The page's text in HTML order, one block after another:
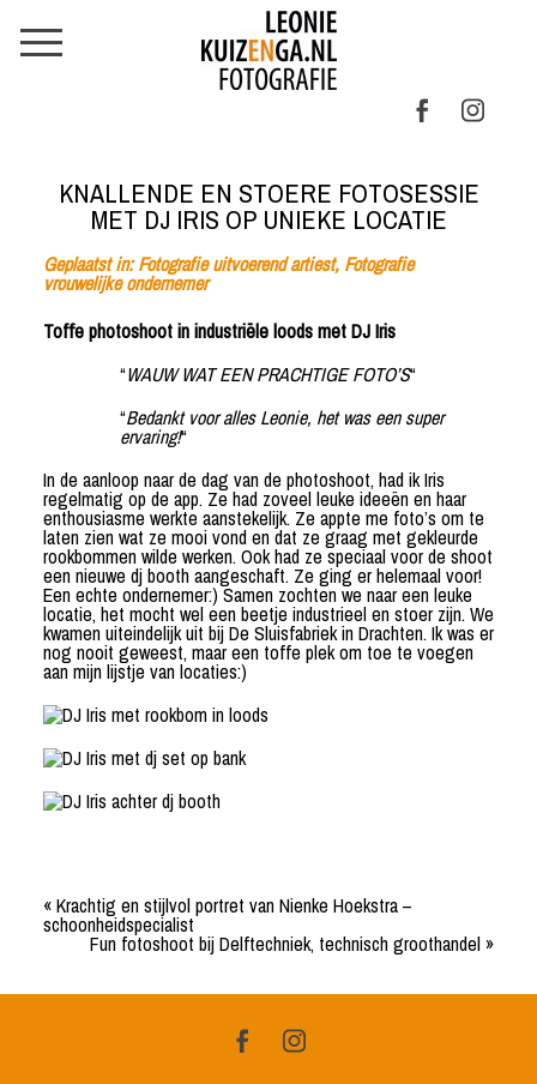
KNALLENDE EN STOERE FOTOSESSIE
MET DJ IRIS OP UNIEKE LOCATIE
Geplaatst in:Fotografie uitvoerend artiest, Fotografie
vrouwelijke ondernemer
Toffe photoshoot in industriële loods met DJ Iris
“WAUW WAT EEN PRACHTIGE FOTO’S“
“Bedankt voor alles Leonie, het was een super
ervaring!“
In de aanloop naar de dag van de photoshoot, had ik Iris
regelmatig op de app. Ze had zoveel leuke ideeën en haar
enthousiasme werkte aanstekelijk. Ze appte me foto’s om te
laten zien wat ze mooi vond en dat ze graag met gekleurde
rookbommen wilde werken. Ook had ze speciaal voor de shoot
een nieuwe dj booth aangeschaft. Ze ging er helemaal voor!
Een echte ondernemer:) Samen zochten we naar een leuke
locatie, het mocht wel een beetje industrieel en stoer zijn. We
kwamen uiteindelijk uit bij De Sluisfabriek in Drachten. Ik was er
nog nooit geweest, maar een toffe plek om toe te voegen
aan mijn lijstje van locaties:)
«Krachtig en stijlvol portret van Nienke Hoekstra –
schoonheidspecialist
Fun fotoshoot bij Delftechniek, technisch groothandel»